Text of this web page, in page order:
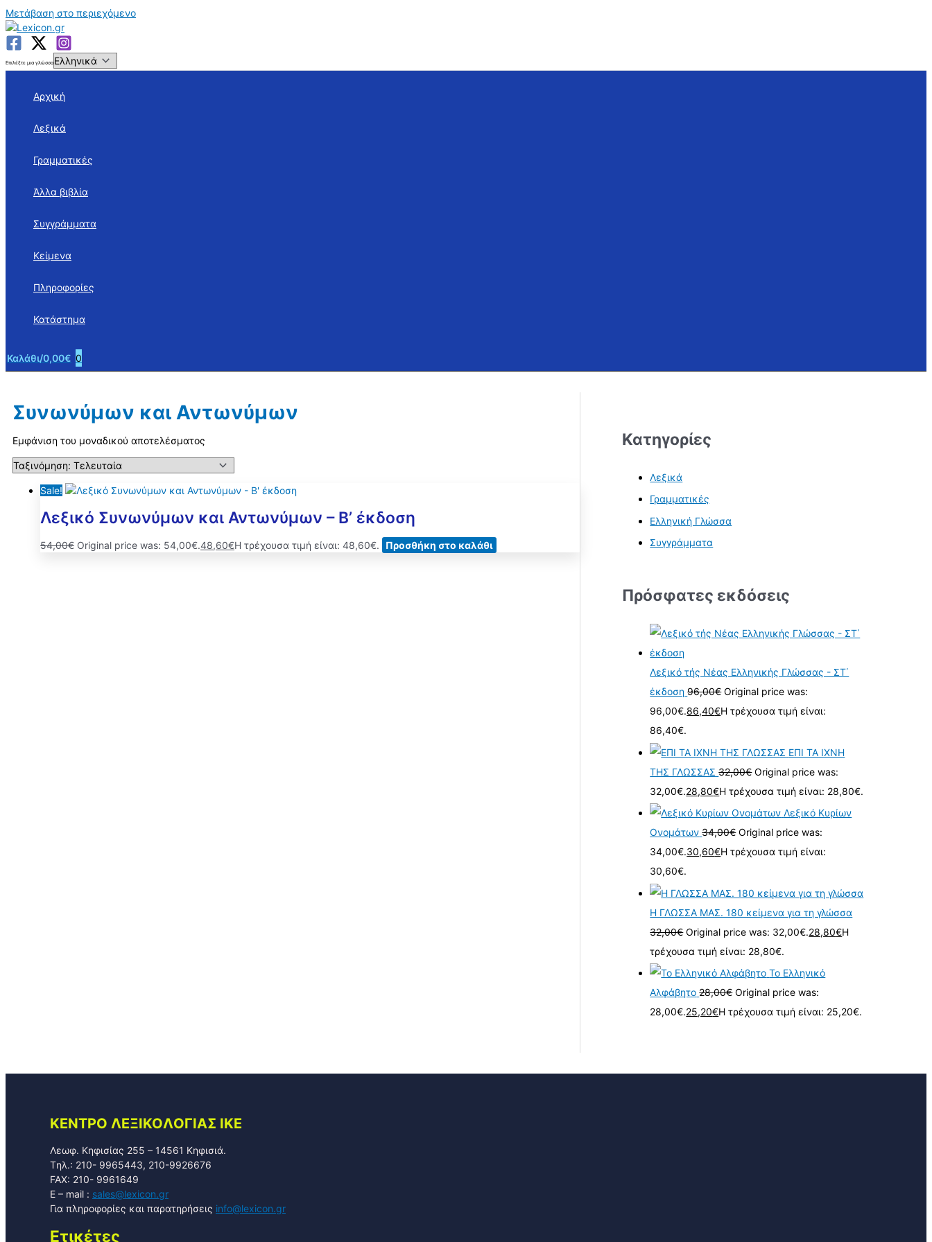
Μετάβαση στο περιεχόμενο
Επιλέξτε μια γλώσσα
Αρχική
Λεξικά
Γραμματικές
Άλλα βιβλία
Συγγράμματα
Κείμενα
Πληροφορίες
Κατάστημα
Καλάθι/0,00€ 0
Συνωνύμων και Αντωνύμων
Εμφάνιση του μοναδικού αποτελέσματος
Sale!
Λεξικό Συνωνύμων και Αντωνύμων – Β’ έκδοση
54,00€ Original price was: 54,00€.48,60€Η τρέχουσα τιμή είναι: 48,60€. Προσθήκη στο καλάθι
Κατηγορίες
Λεξικά
Γραμματικές
Ελληνική Γλώσσα
Συγγράμματα
Πρόσφατες εκδόσεις
Λεξικό τής Νέας Ελληνικής Γλώσσας - ΣΤ΄
έκδοση 96,00€ Original price was:
96,00€.86,40€Η τρέχουσα τιμή είναι:
86,40€.
ΕΠΙ ΤΑ ΙΧΝΗ
ΤΗΣ ΓΛΩΣΣΑΣ 32,00€ Original price was:
32,00€.28,80€Η τρέχουσα τιμή είναι: 28,80€.
Λεξικό Κυρίων
Ονομάτων 34,00€ Original price was:
34,00€.30,60€Η τρέχουσα τιμή είναι:
30,60€.
Η ΓΛΩΣΣΑ ΜΑΣ. 180 κείμενα για τη γλώσσα
32,00€ Original price was: 32,00€.28,80€Η
τρέχουσα τιμή είναι: 28,80€.
Το Ελληνικό
Αλφάβητο 28,00€ Original price was:
28,00€.25,20€Η τρέχουσα τιμή είναι: 25,20€.
KENTPO ΛEΞIKOΛOΓIAΣ ΙΚΕ
Λεωφ. Κηφισίας 255 – 14561 Κηφισιά.
Tηλ.: 210- 9965443, 210-9926676
FAX: 210- 9961649
E – mail : sales@lexicon.gr
Για πληροφορίες και παρατηρήσεις info@lexicon.gr
Ετικέτες